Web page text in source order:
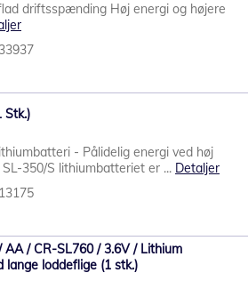
driftsspænding Høj energi og højere
Stk.)
- Pålidelig energi ved høj
350/S lithiumbatteriet er ... Detaljer
AA / CR-SL760 / 3.6V / Lithium
lange loddeflige (1 stk.)